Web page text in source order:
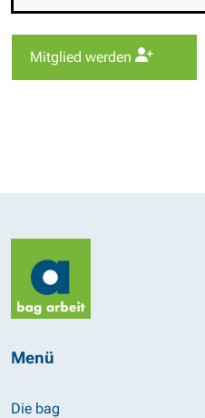
Mitglied werden
Menü
Die bag